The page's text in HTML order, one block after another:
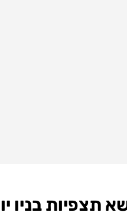
תצפיות בניו